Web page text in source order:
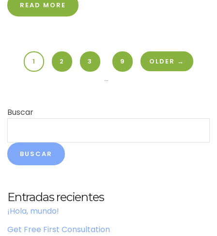
READ MORE
1 2
3
...
9 OLDER →
Buscar
BUSCAR
Entradas recientes
¡Hola, mundo!
Get Free First Consultation